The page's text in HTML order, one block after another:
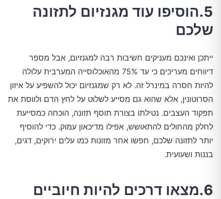
5.הוסיפו עוד מגנזיום לתזונה
שלכם
ייתכן ואינכם מעניקים חשיבות רבה למגנזיום, אבל מספר
דיווחים מעריכים כי עד 75% מהאוכלוסייה המערבית עלולה
להיות חסרה במינרל זה. לא רק שמגנזיום יכול להשפיע על איזון
הסרוטונין, אלא שהוא גם מסייע לשלוט על לחץ הדם ולווסת את
תפקוד העצבים. נטילתו בצורת תוסף תזונה, הוכחה כמסייעת
לחלק מהחולים להתאושש, אפילו מדיכאון עמוק. כדי להוסיף
יותר לתזונה שלכם, חפשו אחר מזונות כמו עלים ירוקים, דגים,
בננות ושעועית.
6.מצאו דרכים להיות חיוביים